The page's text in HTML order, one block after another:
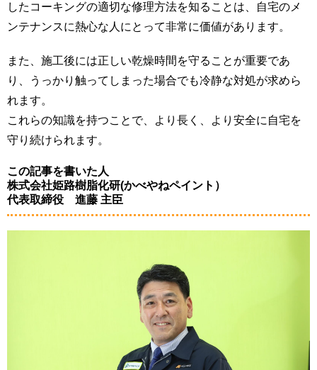
したコーキングの適切な修理方法を知ることは、自宅のメ
ンテナンスに熱心な人にとって非常に価値があります。
また、施工後には正しい乾燥時間を守ることが重要であ
り、うっかり触ってしまった場合でも冷静な対処が求めら
れます。
これらの知識を持つことで、より長く、より安全に自宅を
守り続けられます。
この記事を書いた人
株式会社姫路樹脂化研(かべやねペイント）
代表取締役 進藤 主臣